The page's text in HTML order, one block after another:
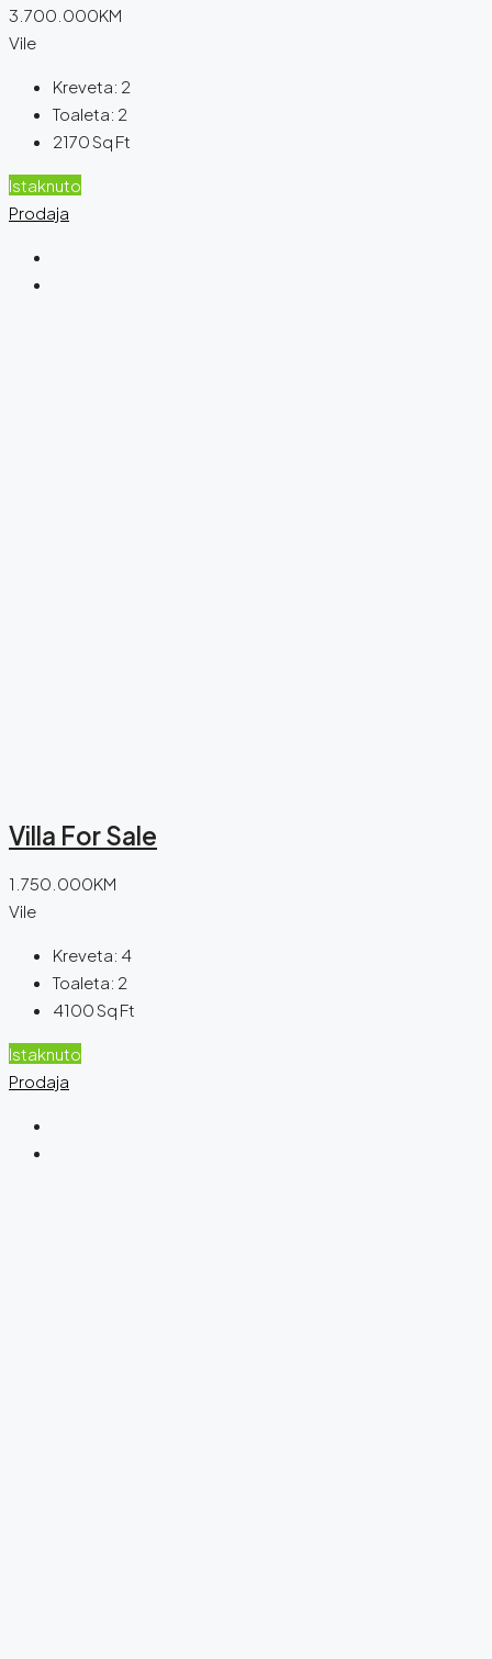
3.700.000KM
Vile
Kreveta: 2
Toaleta: 2
2170Sq Ft
Istaknuto
Prodaja
Villa For Sale
1.750.000KM
Vile
Kreveta: 4
Toaleta: 2
4100Sq Ft
Istaknuto
Prodaja